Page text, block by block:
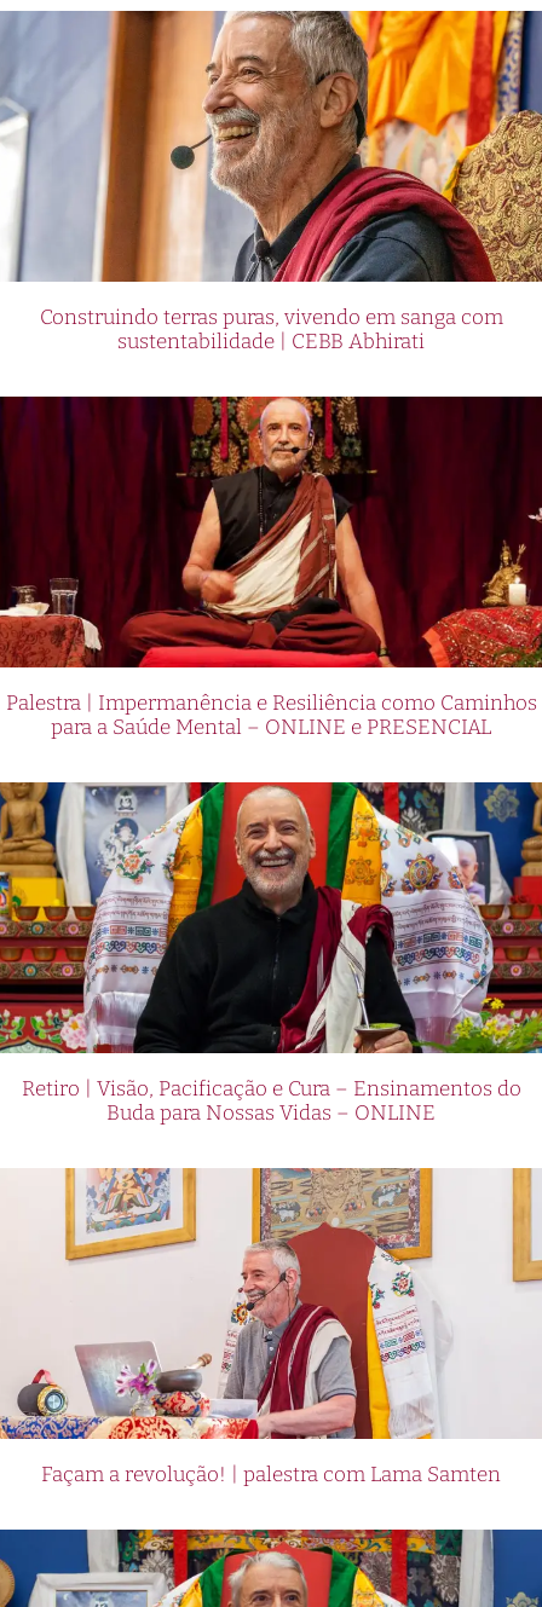
Construindo terras puras, vivendo em sanga com
sustentabilidade | CEBB Abhirati
Palestra | Impermanência e Resiliência como Caminhos
para a Saúde Mental – ONLINE e PRESENCIAL
Retiro | Visão, Pacificação e Cura – Ensinamentos do
Buda para Nossas Vidas – ONLINE
Façam a revolução! | palestra com Lama Samten